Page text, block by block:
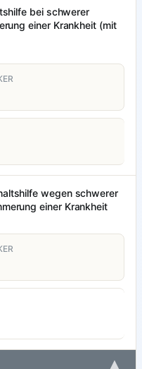
bei schwerer
einer Krankheit (mit
wegen schwerer
einer Krankheit